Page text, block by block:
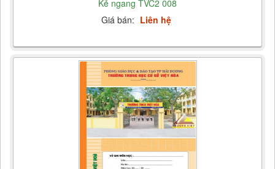
Kẻ ngang TVC2 008
Giá bán: Liên hệ